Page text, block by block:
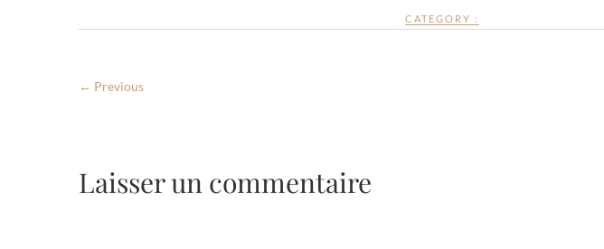
CATEGORY :
← Previous
Laisser un commentaire